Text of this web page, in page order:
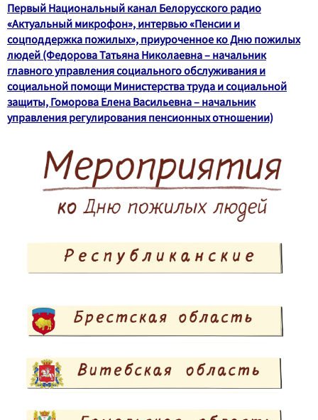
Первый Национальный канал Белорусского радио
«Актуальный микрофон», интервью «Пенсии и
соцподдержка пожилых», приуроченное ко Дню пожилых
людей (Федорова Татьяна Николаевна – начальник
главного управления социального обслуживания и
социальной помощи Министерства труда и социальной
защиты, Гоморова Елена Васильевна – начальник
управления регулирования пенсионных отношении)